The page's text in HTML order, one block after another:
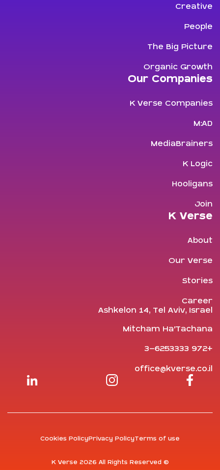
Creative
People
The Big Picture
Organic Growth
Our Companies
K Verse Companies
M:AD
MediaBrainers
K Logic
Hooligans
Join
K Verse
About
Our Verse
Stories
Career
Ashkelon 14, Tel Aviv, Israel
Mitcham Ha'Tachana
+972 3-6253333
office@kverse.co.il
Terms of use
Privacy Policy
Cookies Policy
© K Verse 2026 All Rights Reserved